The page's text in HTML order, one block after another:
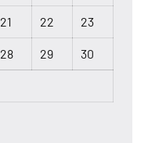
21 22 23
28 29 30